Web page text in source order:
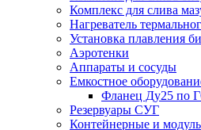
Комплекс для слива
Нагреватель
Установка плавления
Аэротенки
Аппараты и сосуды
Емкостное
Фланец Ду25 по
Резервуары СУГ
Контейнерные и